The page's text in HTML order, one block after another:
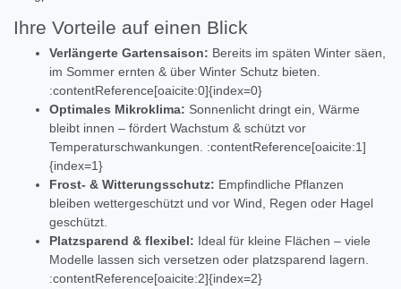
Ihre Vorteile auf einen Blick
Verlängerte Gartensaison: Bereits im späten Winter säen,
im Sommer ernten & über Winter Schutz bieten.
:contentReference[oaicite:0]{index=0}
Optimales Mikroklima: Sonnenlicht dringt ein, Wärme
bleibt innen – fördert Wachstum & schützt vor
Temperaturschwankungen. :contentReference[oaicite:1]
{index=1}
Frost- & Witterungsschutz: Empfindliche Pflanzen
bleiben wettergeschützt und vor Wind, Regen oder Hagel
geschützt.
Platzsparend & flexibel: Ideal für kleine Flächen – viele
Modelle lassen sich versetzen oder platzsparend lagern.
:contentReference[oaicite:2]{index=2}